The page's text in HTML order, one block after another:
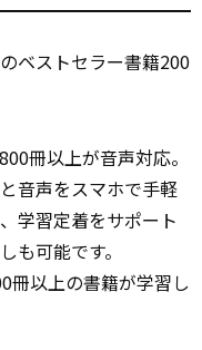
ベストセラー書籍200
冊以上が音声対応。
音声をスマホで手軽
学習定着をサポート
も可能です。
冊以上の書籍が学習し